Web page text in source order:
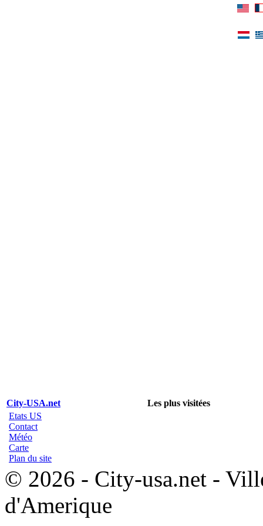
City-USA.net
Les plus visitées
Etats US
Contact
Météo
Carte
Plan du site
© 2026 - City-usa.net -
d'Amerique